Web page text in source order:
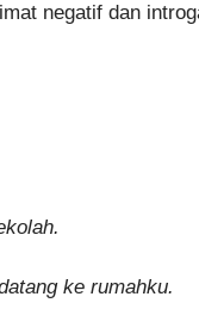
negatif dan
ke rumahku.